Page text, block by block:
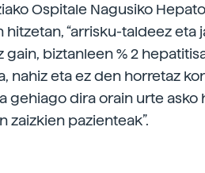
Ospitale Nagusiko
“arrisku-taldeez eta
biztanleen % 2
eta ez den horretaz
gehiago dira orain urte asko
zaizkien pazienteak”.